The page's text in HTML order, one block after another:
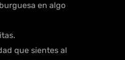
en algo
que sientes al